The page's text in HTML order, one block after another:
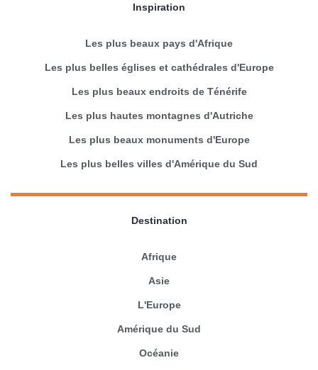
Inspiration
Les plus beaux pays d'Afrique
Les plus belles églises et cathédrales d'Europe
Les plus beaux endroits de Ténérife
Les plus hautes montagnes d'Autriche
Les plus beaux monuments d'Europe
Les plus belles villes d'Amérique du Sud
Destination
Afrique
Asie
L'Europe
Amérique du Sud
Océanie